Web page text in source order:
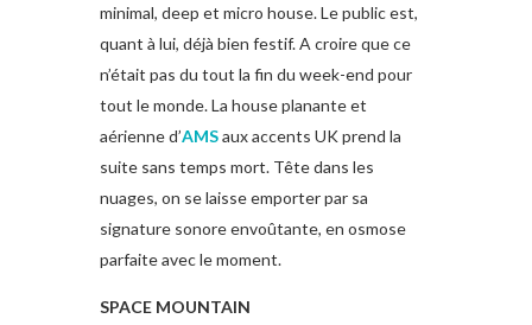
minimal, deep et micro house. Le public est,
quant à lui, déjà bien festif. A croire que ce
n’était pas du tout la fin du week-end pour
tout le monde. La house planante et
aérienne d’AMSaux accents UK prend la
suite sans temps mort. Tête dans les
nuages, on se laisse emporter par sa
signature sonore envoûtante, en osmose
parfaite avec le moment.
SPACE MOUNTAIN